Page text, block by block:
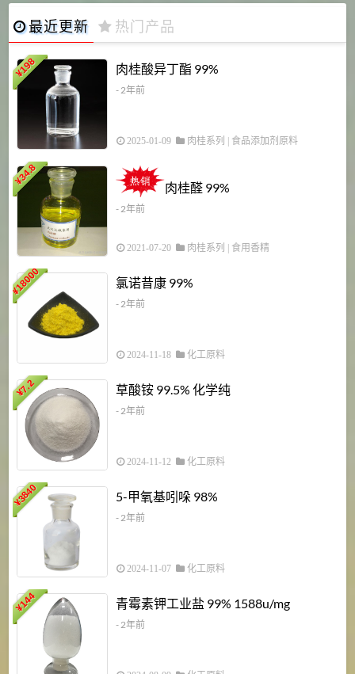
最近更新 热门产品
¥
198 肉桂酸异丁酯 99%
- 2年前
2025-01-09 肉桂系列 食品添加剂原料
¥
34.8
肉桂醛 99%
- 2年前
2021-07-20 肉桂系列 食用香精
¥
18000 氯诺昔康 99%
- 2年前
2024-11-18 化工原料
¥
7.2 草酸铵 99.5% 化学纯
- 2年前
2024-11-12 化工原料
¥
3840 5-甲氧基吲哚 98%
- 2年前
2024-11-07 化工原料
¥
144 青霉素钾工业盐 99% 1588u/mg
- 2年前